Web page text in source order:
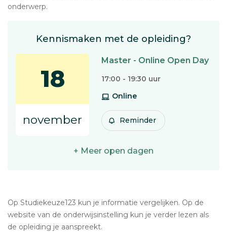
onderwerp.
Kennismaken met de opleiding?
18
november
Master - Online Open Day
17:00 - 19:30 uur
Online
Reminder
+ Meer open dagen
Op Studiekeuze123 kun je informatie vergelijken. Op de
website van de onderwijsinstelling kun je verder lezen als
de opleiding je aanspreekt.